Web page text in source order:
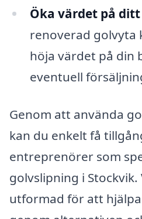
Öka värdet på
renoverad golvyta
höja värdet på din
eventuell
Genom att använda
kan du enkelt få
entreprenörer som
golvslipning i
utformad för att